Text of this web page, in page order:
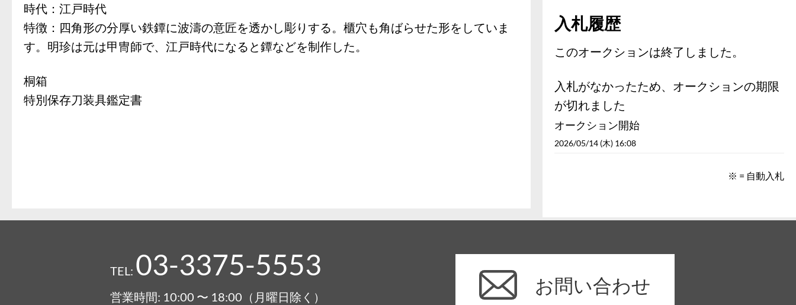
時代：江戸時代
特徴：四角形の分厚い鉄鐔に波濤の意匠を透かし彫りする。櫃穴も角ばらせた形をしていま
す。明珍は元は甲冑師で、江戸時代になると鐔などを制作した。
桐箱
特別保存刀装具鑑定書
入札履歴
このオークションは終了しました。
入札がなかったため、オークションの期限
が切れました
オークション開始
2026/05/14 (木) 16:08
※ = 自動入札
TEL: 03-3375-5553
営業時間: 10:00 〜 18:00（月曜日除く）
お問い合わせ